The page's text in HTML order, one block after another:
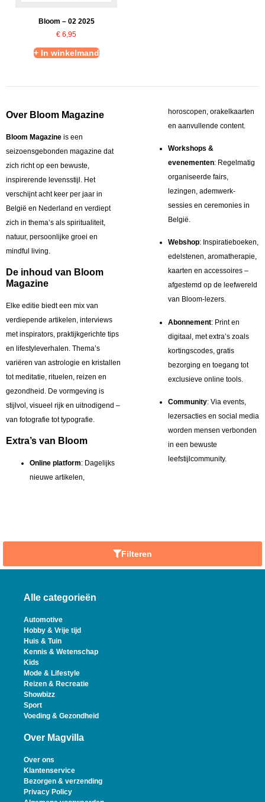
Bloom – 02 2025
€ 6,95
+ In winkelmand
Over Bloom Magazine
Bloom Magazine is een
seizoensgebonden magazine dat
zich richt op een bewuste,
inspirerende levensstijl. Het
verschijnt acht keer per jaar in
België en Nederland en verdiept
zich in thema’s als spiritualiteit,
natuur, persoonlijke groei en
mindful living.
De inhoud van Bloom
Magazine
Elke editie biedt een mix van
verdiepende artikelen, interviews
met inspirators, praktijkgerichte tips
en lifestyleverhalen. Thema’s
variëren van astrologie en kristallen
tot meditatie, rituelen, reizen en
gezondheid. De vormgeving is
stijlvol, visueel rijk en uitnodigend –
van fotografie tot typografie.
Extra’s van Bloom
Online platform: Dagelijks
nieuwe artikelen,
horoscopen, orakelkaarten
en aanvullende content.
Workshops &
evenementen: Regelmatig
organiseerde fairs,
lezingen, ademwerk-
sessies en ceremonies in
België.
Webshop: Inspiratieboeken,
edelstenen, aromatherapie,
kaarten en accessoires –
afgestemd op de leefwereld
van Bloom-lezers.
Abonnement: Print en
digitaal, met extra’s zoals
kortingscodes, gratis
bezorging en toegang tot
exclusieve online tools.
Community: Via events,
lezersacties en social media
worden mensen verbonden
in een bewuste
leefstijlcommunity.
Filteren
Alle categorieën
Automotive
Hobby & Vrije tijd
Huis & Tuin
Kennis & Wetenschap
Kids
Mode & Lifestyle
Reizen & Recreatie
Showbizz
Sport
Voeding & Gezondheid
Over Magvilla
Over ons
Klantenservice
Bezorgen & verzending
Privacy Policy